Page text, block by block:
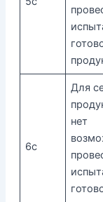
6с
Для
нет